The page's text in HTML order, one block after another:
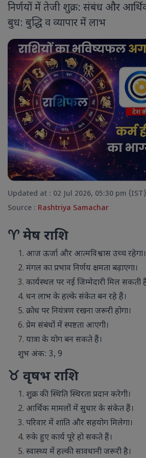
निर्णयों में तेजी शुक्र: संबंध और
बुध: बुद्धि व व्यापार में लाभ
Updated at : 02 Jul 2026, 05:30 pm (IST)
Source : Rashtriya Samachar
♈ मेष राशि
आज ऊर्जा और आत्मविश्वास उच्च रहेगा।
मंगल का प्रभाव निर्णय क्षमता बढ़ाएगा।
कार्यस्थल पर नई जिम्मेदारी मिल सकती
धन लाभ के हल्के संकेत बन रहे हैं।
क्रोध पर नियंत्रण रखना जरूरी होगा।
प्रेम संबंधों में स्पष्टता आएगी।
यात्रा के योग बन सकते हैं।
शुभ अंक: 3, 9
♉ वृषभ राशि
शुक्र की स्थिति स्थिरता प्रदान करेगी।
आर्थिक मामलों में सुधार के संकेत हैं।
परिवार में शांति और सहयोग मिलेगा।
रुके हुए कार्य पूरे हो सकते हैं।
स्वास्थ्य में हल्की सावधानी जरूरी है।